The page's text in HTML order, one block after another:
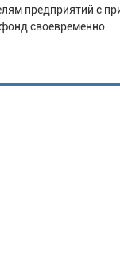
предприятий с
своевременно.